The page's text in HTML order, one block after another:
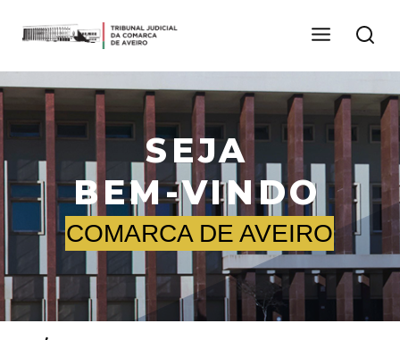
COMARCA DE AVEIRO
SEJA
BEM-VINDO